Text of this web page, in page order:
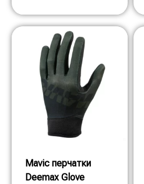
Mavic перчатки
Deemax Glove